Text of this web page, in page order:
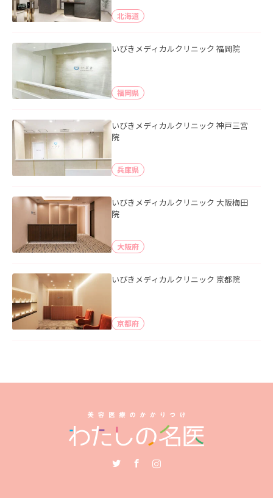
北海道
いびきメディカルクリニック 福岡院
福岡県
いびきメディカルクリニック 神戸三宮
院
兵庫県
いびきメディカルクリニック 大阪梅田
院
大阪府
いびきメディカルクリニック 京都院
京都府